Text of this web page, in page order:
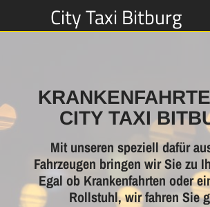
City Taxi Bitburg
CITY TAXI
Mit unseren speziell dafür
Fahrzeugen bringen wir Sie zu
Egal ob Krankenfahrten oder
Rollstuhl, wir fahren Sie